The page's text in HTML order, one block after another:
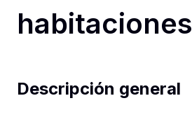
habitaciones
Descripción general